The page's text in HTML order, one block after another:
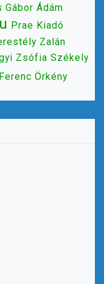
Gábor Ádám
Prae Kiadó
Zalán
Zsófia Székely
Örkény